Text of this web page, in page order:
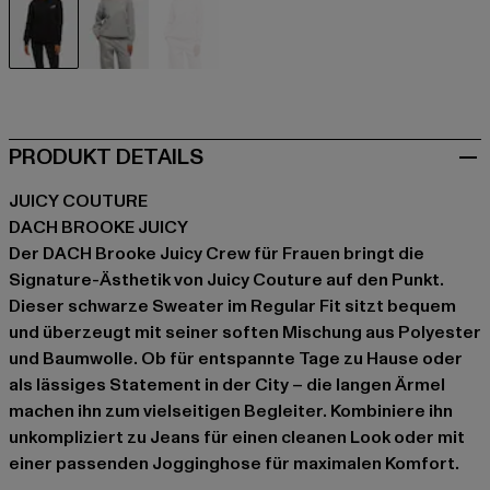
PRODUKT DETAILS
JUICY COUTURE
DACH BROOKE JUICY
Der DACH Brooke Juicy Crew für Frauen bringt die
Signature-Ästhetik von Juicy Couture auf den Punkt.
Dieser schwarze Sweater im Regular Fit sitzt bequem
und überzeugt mit seiner soften Mischung aus Polyester
und Baumwolle. Ob für entspannte Tage zu Hause oder
als lässiges Statement in der City – die langen Ärmel
machen ihn zum vielseitigen Begleiter. Kombiniere ihn
unkompliziert zu Jeans für einen cleanen Look oder mit
einer passenden Jogginghose für maximalen Komfort.